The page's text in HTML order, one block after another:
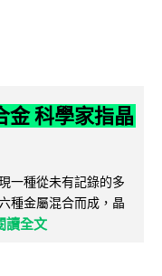
金 科學家指晶
一種從未有記錄的多
種金屬混合而成，晶
讀全文